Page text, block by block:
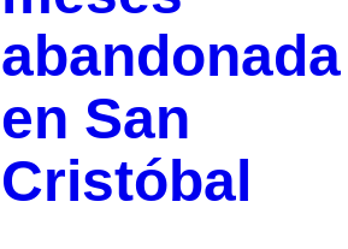
abandonada
en San
Cristóbal